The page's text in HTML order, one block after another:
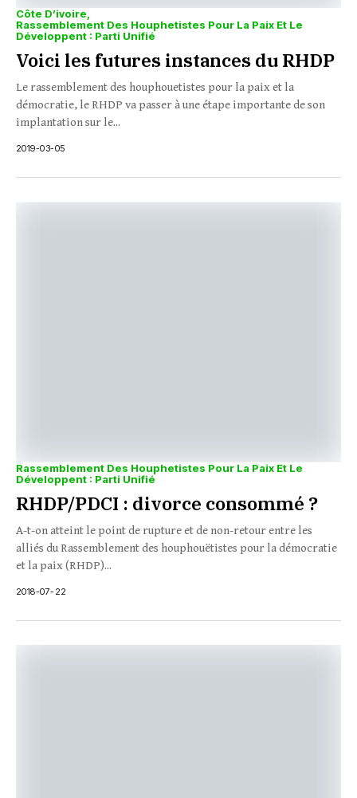
Côte D’ivoire
Rassemblement Des Houphetistes Pour La Paix Et Le
Développent : Parti Unifié
Voici les futures instances du RHDP
Le rassemblement des houphouetistes pour la paix et la
démocratie, le RHDP va passer à une étape importante de son
implantation sur le...
2019-03-05
Rassemblement Des Houphetistes Pour La Paix Et Le
Développent : Parti Unifié
RHDP/PDCI : divorce consommé ?
A-t-on atteint le point de rupture et de non-retour entre les
alliés du Rassemblement des houphouëtistes pour la démocratie
et la paix (RHDP)...
2018-07-22